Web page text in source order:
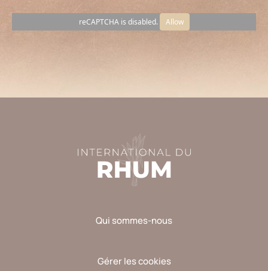
reCAPTCHA is disabled. Allow
vide.
Qui sommes-nous
Gérer les cookies